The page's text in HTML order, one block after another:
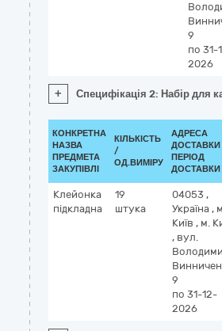
9
по 31-
2026
+ Специфікація 2: Набір для
КОНКРЕТНА
НАЗВА
ПРЕДМЕТА
ЗАКУПІВЛІ
КІЛЬКІСТЬ
/
ОД.ВИМІРУ
АДРЕСА
ПЕРІОД
ДОСТАВКИ
Клейонка
підкладна
19
штука
04053 ,
Україна ,
Київ , м.
, вул.
9
по 31-12-
2026